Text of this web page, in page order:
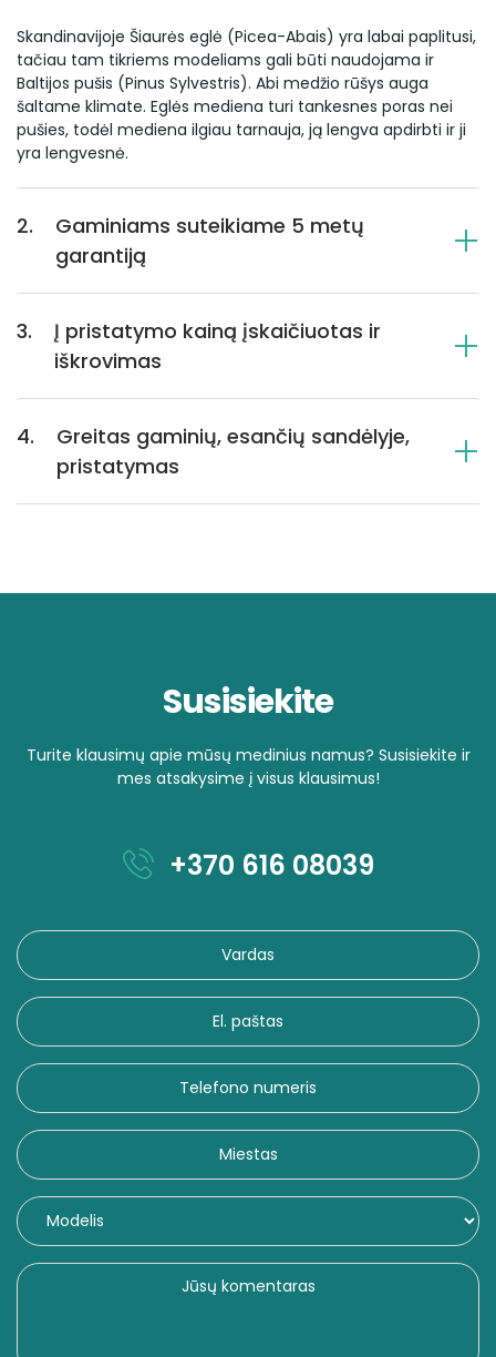
Skandinavijoje Šiaurės eglė (Picea-Abais) yra labai paplitusi,
tačiau tam tikriems modeliams gali būti naudojama ir
Baltijos pušis (Pinus Sylvestris). Abi medžio rūšys auga
šaltame klimate. Eglės mediena turi tankesnes poras nei
pušies, todėl mediena ilgiau tarnauja, ją lengva apdirbti ir ji
yra lengvesnė.
2.
Gaminiams suteikiame 5 metų
garantiją
3.
Į pristatymo kainą įskaičiuotas ir
iškrovimas
4.
Greitas gaminių, esančių sandėlyje,
pristatymas
Susisiekite
Turite klausimų apie mūsų medinius namus? Susisiekite ir
mes atsakysime į visus klausimus!
+370 616 08039